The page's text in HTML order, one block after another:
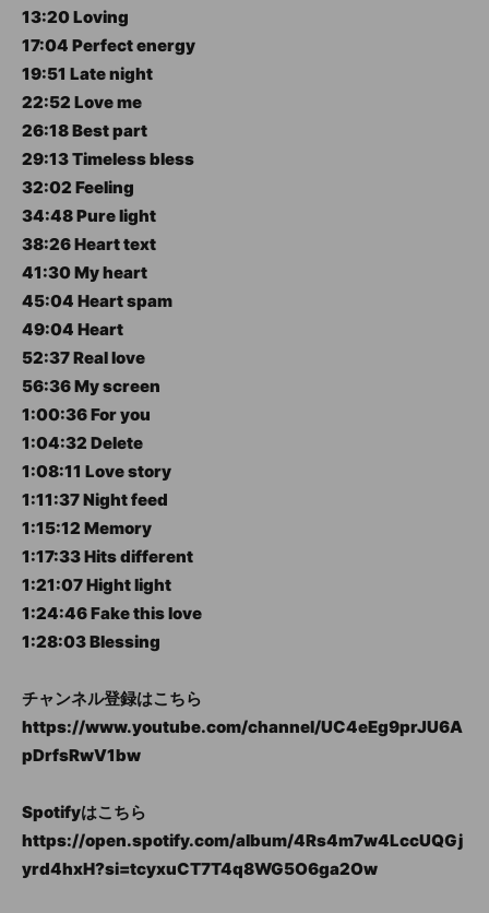
13:20 Loving
17:04 Perfect energy
19:51 Late night
22:52 Love me
26:18 Best part
29:13 Timeless bless
32:02 Feeling
34:48 Pure light
38:26 Heart text
41:30 My heart
45:04 Heart spam
49:04 Heart
52:37 Real love
56:36 My screen
1:00:36 For you
1:04:32 Delete
1:08:11 Love story
1:11:37 Night feed
1:15:12 Memory
1:17:33 Hits different
1:21:07 Hight light
1:24:46 Fake this love
1:28:03 Blessing
チャンネル登録はこちら
https://www.youtube.com/channel/UC4eEg9prJU6A
pDrfsRwV1bw
Spotifyはこちら
https://open.spotify.com/album/4Rs4m7w4LccUQGj
yrd4hxH?si=tcyxuCT7T4q8WG5O6ga2Ow